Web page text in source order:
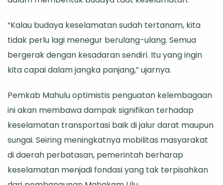
“Kalau budaya keselamatan sudah tertanam, kita
tidak perlu lagi menegur berulang-ulang. Semua
bergerak dengan kesadaran sendiri. Itu yang ingin
kita capai dalam jangka panjang,” ujarnya.
Pemkab Mahulu optimistis penguatan kelembagaan
ini akan membawa dampak signifikan terhadap
keselamatan transportasi baik di jalur darat maupun
sungai. Seiring meningkatnya mobilitas masyarakat
di daerah perbatasan, pemerintah berharap
keselamatan menjadi fondasi yang tak terpisahkan